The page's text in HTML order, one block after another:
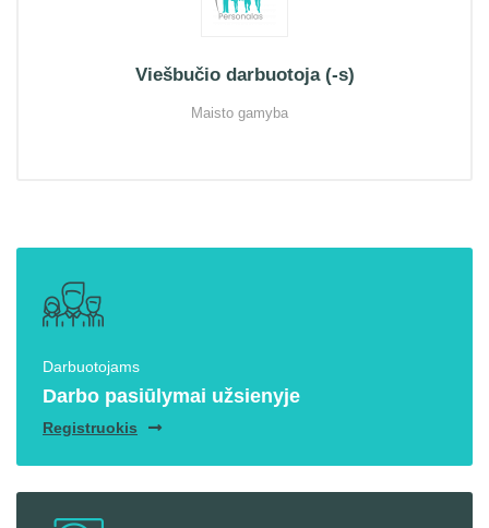
Viešbučio darbuotoja (-s)
Maisto gamyba
Darbuotojams
Darbo pasiūlymai užsienyje
Registruokis